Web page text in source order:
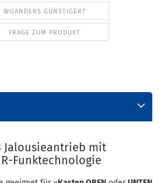
WOANDERS GÜNSTIGER?
FRAGE ZUM PRODUKT
Jalousieantrieb mit
Funktechnologie